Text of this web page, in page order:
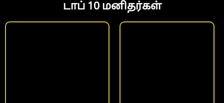
டாப் 10 மனிதர்கள்